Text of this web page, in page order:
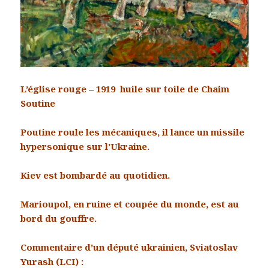
L’église rouge – 1919 huile sur toile de Chaim
Soutine
Poutine roule les mécaniques, il lance un missile
hypersonique sur l’Ukraine.
Kiev est bombardé au quotidien.
Marioupol, en ruine et coupée du monde, est au
bord du gouffre.
Commentaire d’un député ukrainien, Sviatoslav
Yurash (LCI) :